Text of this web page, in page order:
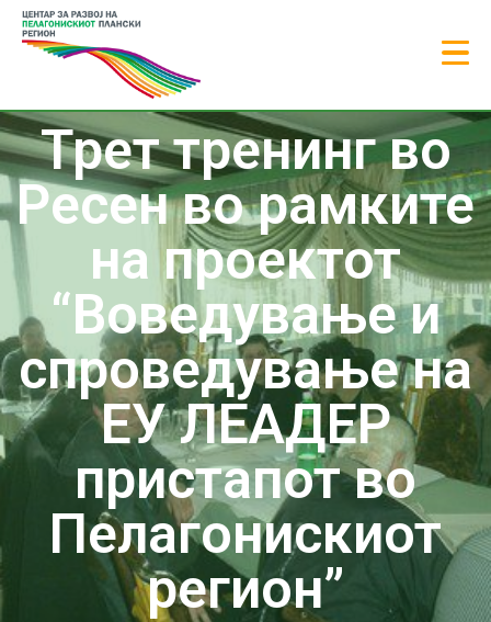
Трет тренинг во
Ресен во рамките
на проектот
“Воведување и
спроведување на
ЕУ ЛЕАДЕР
пристапот во
Пелагонискиот
регион”